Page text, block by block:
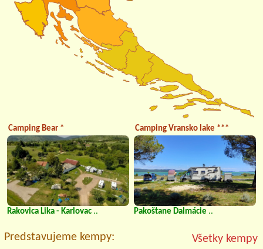
Camping Bear *
Rakovica Lika - Karlovac ..
Camping Vransko lake ***
Pakoštane Dalmácie ..
Predstavujeme kempy: Všetky kempy